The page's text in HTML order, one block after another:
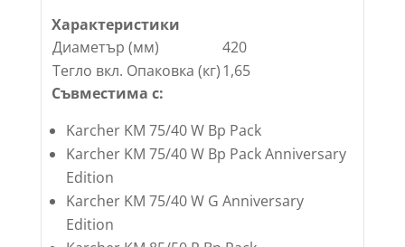
Характеристики
Диаметър (мм)
420
Тегло вкл. Опаковка (кг)1,65
Съвместима с:
Karcher KM 75/40 W Bp Pack
Karcher KM 75/40 W Bp Pack Anniversary
Edition
Karcher KM 75/40 W G Anniversary
Edition